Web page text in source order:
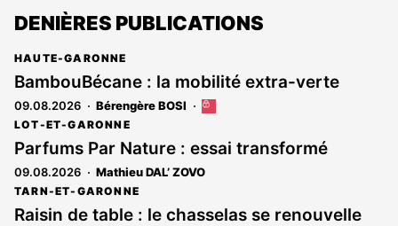
DENIÈRES PUBLICATIONS
HAUTE-GARONNE
BambouBécane : la mobilité extra-verte
09.08.2026 Bérengère BOSI
Cet
réservé
aux
LOT-ET-GARONNE
Parfums Par Nature : essai transformé
09.08.2026 Mathieu DAL’ ZOVO
TARN-ET-GARONNE
Raisin de table : le chasselas se renouvelle